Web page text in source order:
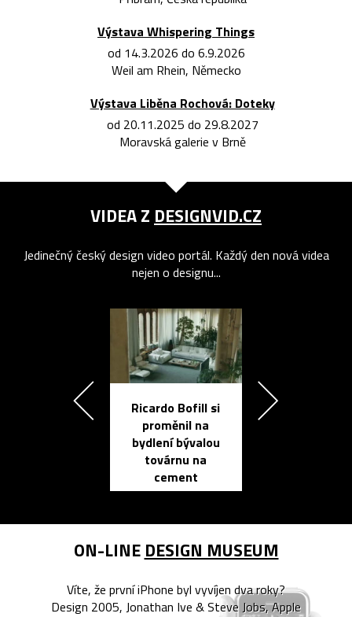
Výstava Whispering Things
od 14.3.2026 do 6.9.2026
Weil am Rhein, Německo
Výstava Liběna Rochová: Doteky
od 20.11.2025 do 29.8.2027
Moravská galerie v Brně
VIDEA Z DESIGNVID.CZ
Jedinečný český design video portál. Každý den nová videa
nejen o designu...
Ricardo Bofill si
proměnil na
bydlení bývalou
továrnu na
cement
ON-LINE DESIGN MUSEUM
Víte, že první iPhone byl vyvíjen dva roky?
Design 2005, Jonathan Ive & Steve Jobs, Apple